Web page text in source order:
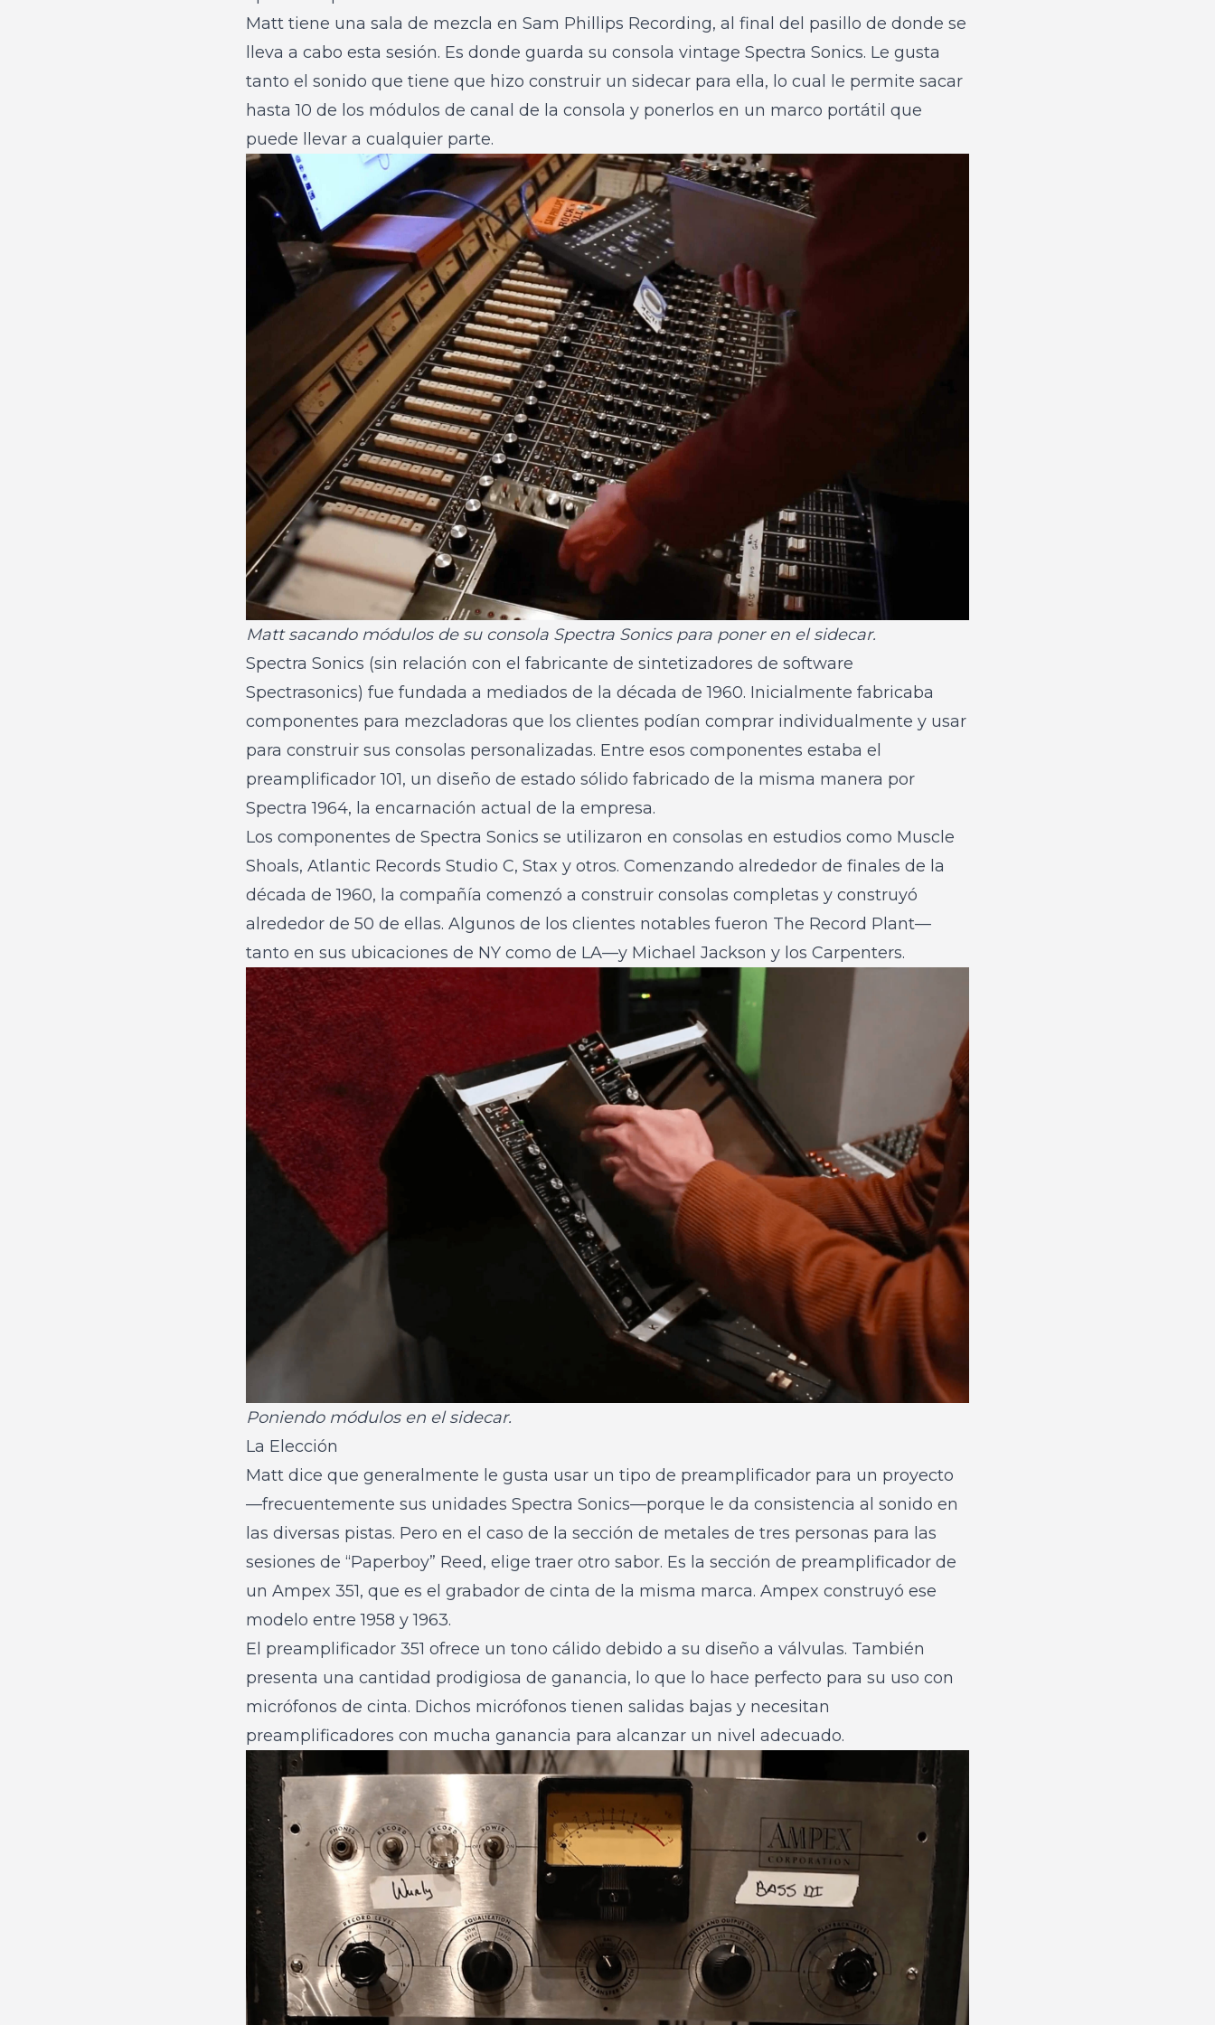
Matt tiene una sala de mezcla en Sam Phillips Recording, al final del pasillo de donde se
lleva a cabo esta sesión. Es donde guarda su consola vintage Spectra Sonics. Le gusta
tanto el sonido que tiene que hizo construir un sidecar para ella, lo cual le permite sacar
hasta 10 de los módulos de canal de la consola y ponerlos en un marco portátil que
puede llevar a cualquier parte.
Matt sacando módulos de su consola Spectra Sonics para poner en el sidecar.
Spectra Sonics (sin relación con el fabricante de sintetizadores de software
Spectrasonics) fue fundada a mediados de la década de 1960. Inicialmente fabricaba
componentes para mezcladoras que los clientes podían comprar individualmente y usar
para construir sus consolas personalizadas. Entre esos componentes estaba el
preamplificador 101, un diseño de estado sólido fabricado de la misma manera por
Spectra 1964, la encarnación actual de la empresa.
Los componentes de Spectra Sonics se utilizaron en consolas en estudios como Muscle
Shoals, Atlantic Records Studio C, Stax y otros. Comenzando alrededor de finales de la
década de 1960, la compañía comenzó a construir consolas completas y construyó
alrededor de 50 de ellas. Algunos de los clientes notables fueron The Record Plant—
tanto en sus ubicaciones de NY como de LA—y Michael Jackson y los Carpenters.
Poniendo módulos en el sidecar.
La Elección
Matt dice que generalmente le gusta usar un tipo de preamplificador para un proyecto
—frecuentemente sus unidades Spectra Sonics—porque le da consistencia al sonido en
las diversas pistas. Pero en el caso de la sección de metales de tres personas para las
sesiones de “Paperboy” Reed, elige traer otro sabor. Es la sección de preamplificador de
un Ampex 351, que es el grabador de cinta de la misma marca. Ampex construyó ese
modelo entre 1958 y 1963.
El preamplificador 351 ofrece un tono cálido debido a su diseño a válvulas. También
presenta una cantidad prodigiosa de ganancia, lo que lo hace perfecto para su uso con
micrófonos de cinta. Dichos micrófonos tienen salidas bajas y necesitan
preamplificadores con mucha ganancia para alcanzar un nivel adecuado.